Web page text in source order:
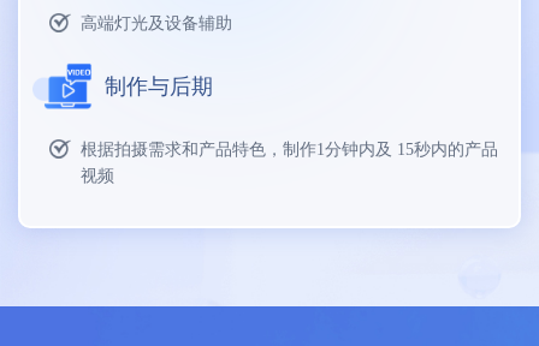
高端灯光及设备辅助
制作与后期
根据拍摄需求和产品特色，制作1分钟内及 15秒内的产品
视频